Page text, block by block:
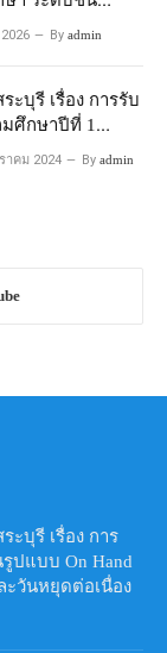
กษา ๒๕๖๙
By admin
การรับ
มศึกษาปีที่ 1
ทยาศาสตร์ และ
าคม 2024 By admin
ะบุรี เรื่อง การ
ปแบบ On Hand
ะวันหยุดต่อเนื่อง